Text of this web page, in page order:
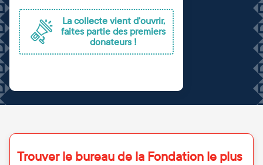
La collecte vient d'ouvrir,
faites partie des premiers
donateurs !
Trouver le bureau de la Fondation le plus